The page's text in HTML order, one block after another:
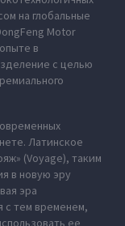
на глобальные
Motor
в
с целью
Латинское
(Voyage), таким
в новую эру
эра
с тем временем,
ее